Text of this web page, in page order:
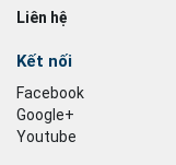
Liên hệ
Kết nối
Facebook
Google+
Youtube